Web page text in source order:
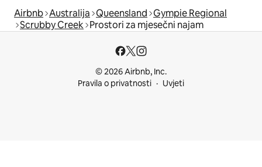
Airbnb Australija Queensland Gympie Regional
Scrubby Creek Prostori za mjesečni najam
© 2026 Airbnb, Inc.
Pravila o privatnosti
Uvjeti